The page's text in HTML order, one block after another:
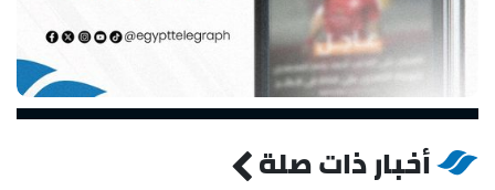
أخبار ذات صلة